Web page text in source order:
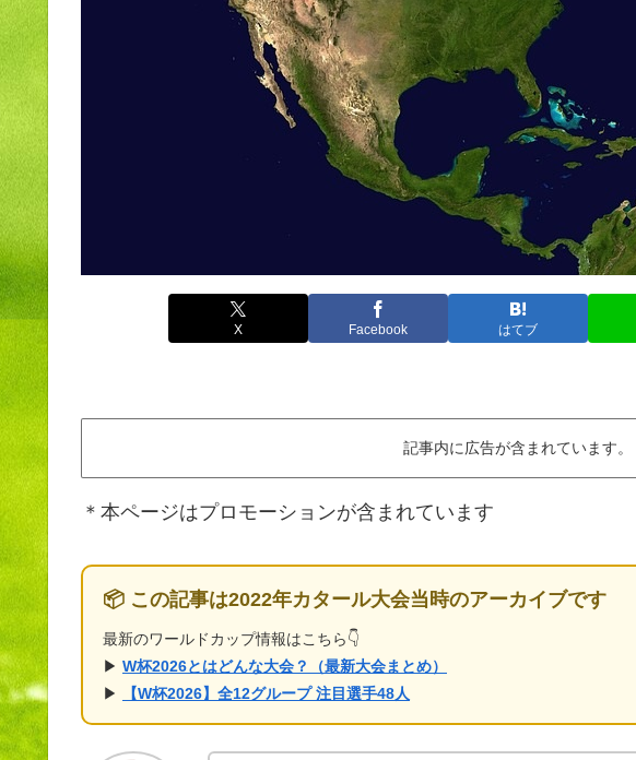
X Facebook はてブ
記事内に広告が含まれています。
＊本ページはプロモーションが含まれています
📦 この記事は2022年カタール大会当時のアーカイブです
最新のワールドカップ情報はこちら👇
▶ W杯2026とはどんな大会？（最新大会まとめ）
▶
【W杯2026】全12グループ 注目選手48人